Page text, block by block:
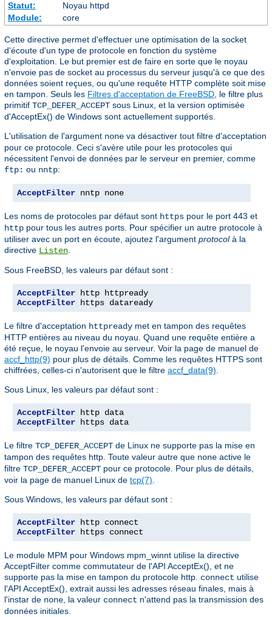
Statut:
Noyau httpd
Module:
core
Cette directive permet d'effectuer une optimisation de la socket
d'écoute d'un type de protocole en fonction du système
d'exploitation. Le but premier est de faire en sorte que le noyau
n'envoie pas de socket au processus du serveur jusqu'à ce que des
données soient reçues, ou qu'une requête HTTP complète soit mise
en tampon. Seuls les Filtres d'acceptation de FreeBSD , le filtre plus
primitif TCP_DEFER_ACCEPT sous Linux, et la version optimisée
d'AcceptEx() de Windows sont actuellement supportés.
L'utilisation de l'argument none va désactiver tout filtre d'acceptation
pour ce protocole. Ceci s'avère utile pour les protocoles qui
nécessitent l'envoi de données par le serveur en premier, comme
ftp: ou nntp:
AcceptFilter nntp none
Les noms de protocoles par défaut sont https pour le port 443 et
http pour tous les autres ports. Pour spécifier un autre protocole à
utiliser avec un port en écoute, ajoutez l'argument protocolà la
directive Listen
Sous FreeBSD, les valeurs par défaut sont :
AcceptFilter
AcceptFilter https dataready
Le filtre d'acceptation httpready met en tampon des requêtes
HTTP entières au niveau du noyau. Quand une requête entière a
été reçue, le noyau l'envoie au serveur. Voir la page de manuel de
accf_http(9) pour plus de détails. Comme les requêtes HTTPS sont
chiffrées, celles-ci n'autorisent que le filtre accf_data(9)
Sous Linux, les valeurs par défaut sont :
AcceptFilter
AcceptFilter https data
Le filtre TCP_DEFER_ACCEPT de Linux ne supporte pas la mise en
tampon des requêtes http. Toute valeur autre que none active le
filtre TCP_DEFER_ACCEPT pour ce protocole. Pour plus de détails,
voir la page de manuel Linux de tcp(7)
Sous Windows, les valeurs par défaut sont :
AcceptFilter
AcceptFilter https connect
Le module MPM pour Windows mpm_winnt utilise la directive
AcceptFilter comme commutateur de l'API AcceptEx(), et ne
supporte pas la mise en tampon du protocole http. connect utilise
l'API AcceptEx(), extrait aussi les adresses réseau finales, mais à
l'instar de none , la valeur connect n'attend pas la transmission des
données initiales.